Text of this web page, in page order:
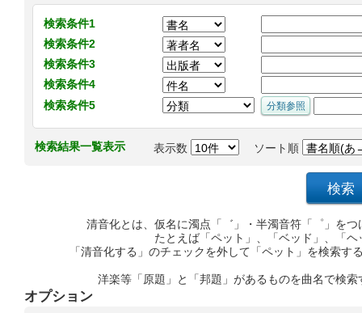
検索条件1
検索条件2
検索条件3
検索条件4
検索条件5
検索結果一覧表示 表示数 ソート順
清音化とは、仮名に濁点「゛」・半濁音符「゜」を
たとえば「ペット」、「ベッド」、「
「清音化する」のチェックを外して「ペット」を検索
洋楽等「原題」と「邦題」があるものを曲名で検
オプション